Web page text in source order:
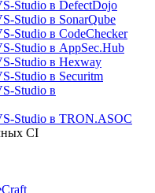
Studio в DefectDojo
Studio в SonarQube
Studio в CodeChecker
Studio в AppSec.Hub
Studio в Hexway
Studio в Securitm
Studio в
Studio в TRON.ASOC
CI